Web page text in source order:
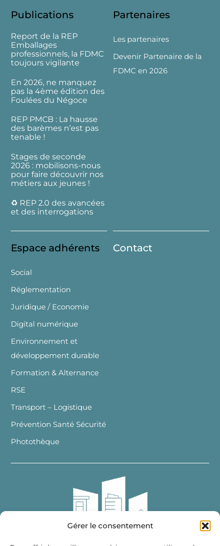
Gérer le consentement
Publications
Report de la REP
Emballages
professionnels, la FDMC
toujours vigilante
En 2026, ne manquez
pas la 4ème édition des
Foulées du Négoce
REP PMCB : La hausse
des barèmes n’est pas
tenable !
Stages de seconde
2026 : mobilisons-nous
pour faire découvrir nos
métiers aux jeunes !
♻️ REP 2.0 des avancées
et des interrogations
Partenaires
Les partenaires
Devenir Partenaire de la
FDMC en 2026
Espace adhérents
Social
Réglementation
Juridique / Economie
Digital numérique
Environnement et
développement durable
Formation & Alternance
RSE
Transport – Logistique
Prévention Santé Sécurité
Photothèque
Contact